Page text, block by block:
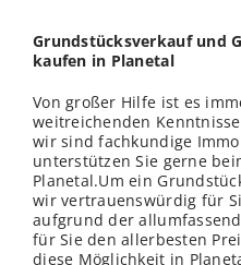
Grundstücksverkauf und
kaufen in Planetal
Von großer Hilfe ist es
weitreichenden
wir sind fachkundige
unterstützen Sie gerne
Planetal.Um ein
wir vertrauenswürdig für
aufgrund der
für Sie den allerbesten
diese Möglichkeit in